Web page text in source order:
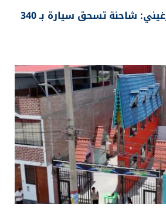
حادث سيارة لامبورغيني: شاحنة تسحق سيارة بـ 340